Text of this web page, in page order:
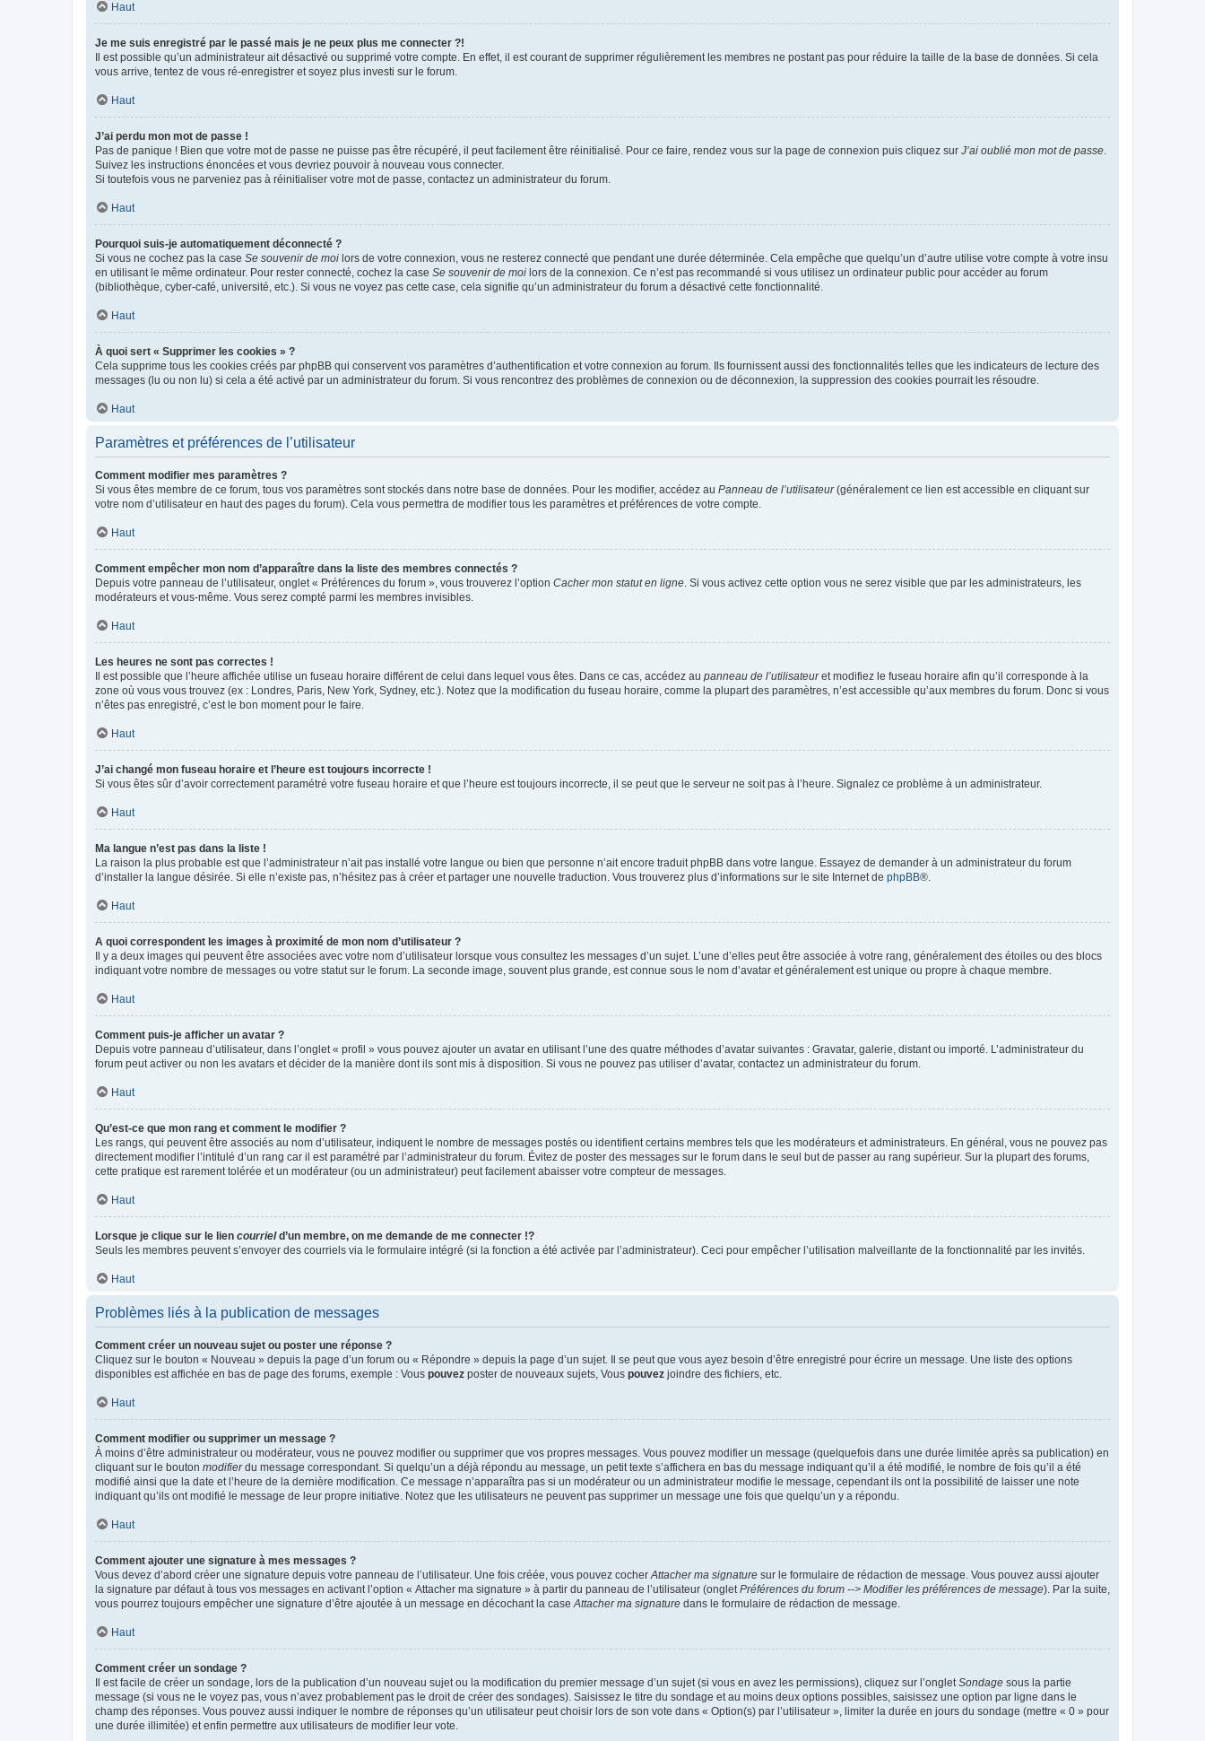
Haut
Je me suis enregistré par le passé mais je ne peux plus me connecter ?!
Il est possible qu’un administrateur ait désactivé ou supprimé votre compte. En effet, il est courant de supprimer régulièrement les membres ne postant pas pour réduire la taille de la base de données. Si cela
vous arrive, tentez de vous ré-enregistrer et soyez plus investi sur le forum.
Haut
J’ai perdu mon mot de passe !
Pas de panique ! Bien que votre mot de passe ne puisse pas être récupéré, il peut facilement être réinitialisé. Pour ce faire, rendez vous sur la page de connexion puis cliquez sur J’ai oublié mon mot de passe.
Suivez les instructions énoncées et vous devriez pouvoir à nouveau vous connecter.
Si toutefois vous ne parveniez pas à réinitialiser votre mot de passe, contactez un administrateur du forum.
Haut
Pourquoi suis-je automatiquement déconnecté ?
Si vous ne cochez pas la case Se souvenir de moi lors de votre connexion, vous ne resterez connecté que pendant une durée déterminée. Cela empêche que quelqu’un d’autre utilise votre compte à votre insu
en utilisant le même ordinateur. Pour rester connecté, cochez la case Se souvenir de moi lors de la connexion. Ce n’est pas recommandé si vous utilisez un ordinateur public pour accéder au forum
(bibliothèque, cyber-café, université, etc.). Si vous ne voyez pas cette case, cela signifie qu’un administrateur du forum a désactivé cette fonctionnalité.
Haut
À quoi sert « Supprimer les cookies » ?
Cela supprime tous les cookies créés par phpBB qui conservent vos paramètres d’authentification et votre connexion au forum. Ils fournissent aussi des fonctionnalités telles que les indicateurs de lecture des
messages (lu ou non lu) si cela a été activé par un administrateur du forum. Si vous rencontrez des problèmes de connexion ou de déconnexion, la suppression des cookies pourrait les résoudre.
Haut
Paramètres et préférences de l’utilisateur
Comment modifier mes paramètres ?
Si vous êtes membre de ce forum, tous vos paramètres sont stockés dans notre base de données. Pour les modifier, accédez au Panneau de l’utilisateur(généralement ce lien est accessible en cliquant sur
votre nom d’utilisateur en haut des pages du forum). Cela vous permettra de modifier tous les paramètres et préférences de votre compte.
Haut
Comment empêcher mon nom d’apparaître dans la liste des membres connectés ?
Depuis votre panneau de l’utilisateur, onglet « Préférences du forum », vous trouverez l’option Cacher mon statut en ligne. Si vous activez cette option vous ne serez visible que par les administrateurs, les
modérateurs et vous-même. Vous serez compté parmi les membres invisibles.
Haut
Les heures ne sont pas correctes !
Il est possible que l’heure affichée utilise un fuseau horaire différent de celui dans lequel vous êtes. Dans ce cas, accédez au panneau de l’utilisateuret modifiez le fuseau horaire afin qu’il corresponde à la
zone où vous vous trouvez (ex : Londres, Paris, New York, Sydney, etc.). Notez que la modification du fuseau horaire, comme la plupart des paramètres, n’est accessible qu’aux membres du forum. Donc si vous
n’êtes pas enregistré, c’est le bon moment pour le faire.
Haut
J’ai changé mon fuseau horaire et l’heure est toujours incorrecte !
Si vous êtes sûr d’avoir correctement paramétré votre fuseau horaire et que l’heure est toujours incorrecte, il se peut que le serveur ne soit pas à l’heure. Signalez ce problème à un administrateur.
Haut
Ma langue n’est pas dans la liste !
La raison la plus probable est que l’administrateur n’ait pas installé votre langue ou bien que personne n’ait encore traduit phpBB dans votre langue. Essayez de demander à un administrateur du forum
d’installer la langue désirée. Si elle n’existe pas, n’hésitez pas à créer et partager une nouvelle traduction. Vous trouverez plus d’informations sur le site Internet de phpBB®.
Haut
A quoi correspondent les images à proximité de mon nom d’utilisateur ?
Il y a deux images qui peuvent être associées avec votre nom d’utilisateur lorsque vous consultez les messages d’un sujet. L’une d’elles peut être associée à votre rang, généralement des étoiles ou des blocs
indiquant votre nombre de messages ou votre statut sur le forum. La seconde image, souvent plus grande, est connue sous le nom d’avatar et généralement est unique ou propre à chaque membre.
Haut
Comment puis-je afficher un avatar ?
Depuis votre panneau d’utilisateur, dans l’onglet « profil » vous pouvez ajouter un avatar en utilisant l’une des quatre méthodes d’avatar suivantes : Gravatar, galerie, distant ou importé. L’administrateur du
forum peut activer ou non les avatars et décider de la manière dont ils sont mis à disposition. Si vous ne pouvez pas utiliser d’avatar, contactez un administrateur du forum.
Haut
Qu’est-ce que mon rang et comment le modifier ?
Les rangs, qui peuvent être associés au nom d’utilisateur, indiquent le nombre de messages postés ou identifient certains membres tels que les modérateurs et administrateurs. En général, vous ne pouvez pas
directement modifier l’intitulé d’un rang car il est paramétré par l’administrateur du forum. Évitez de poster des messages sur le forum dans le seul but de passer au rang supérieur. Sur la plupart des forums,
cette pratique est rarement tolérée et un modérateur (ou un administrateur) peut facilement abaisser votre compteur de messages.
Haut
Lorsque je clique sur le lien courrield’un membre, on me demande de me connecter !?
Seuls les membres peuvent s’envoyer des courriels via le formulaire intégré (si la fonction a été activée par l’administrateur). Ceci pour empêcher l’utilisation malveillante de la fonctionnalité par les invités.
Haut
Problèmes liés à la publication de messages
Comment créer un nouveau sujet ou poster une réponse ?
Cliquez sur le bouton « Nouveau » depuis la page d’un forum ou « Répondre » depuis la page d’un sujet. Il se peut que vous ayez besoin d’être enregistré pour écrire un message. Une liste des options
disponibles est affichée en bas de page des forums, exemple : Vous pouvez poster de nouveaux sujets, Vous pouvez joindre des fichiers, etc.
Haut
Comment modifier ou supprimer un message ?
À moins d’être administrateur ou modérateur, vous ne pouvez modifier ou supprimer que vos propres messages. Vous pouvez modifier un message (quelquefois dans une durée limitée après sa publication) en
cliquant sur le bouton modifierdu message correspondant. Si quelqu’un a déjà répondu au message, un petit texte s’affichera en bas du message indiquant qu’il a été modifié, le nombre de fois qu’il a été
modifié ainsi que la date et l’heure de la dernière modification. Ce message n’apparaîtra pas si un modérateur ou un administrateur modifie le message, cependant ils ont la possibilité de laisser une note
indiquant qu’ils ont modifié le message de leur propre initiative. Notez que les utilisateurs ne peuvent pas supprimer un message une fois que quelqu’un y a répondu.
Haut
Comment ajouter une signature à mes messages ?
Vous devez d’abord créer une signature depuis votre panneau de l’utilisateur. Une fois créée, vous pouvez cocherAttacher ma signature sur le formulaire de rédaction de message. Vous pouvez aussi ajouter
la signature par défaut à tous vos messages en activant l’option « Attacher ma signature » à partir du panneau de l’utilisateur (ongletPréférences du forum --> Modifier les préférences de message). Par la suite,
vous pourrez toujours empêcher une signature d’être ajoutée à un message en décochant la caseAttacher ma signature dans le formulaire de rédaction de message.
Haut
Comment créer un sondage ?
Il est facile de créer un sondage, lors de la publication d’un nouveau sujet ou la modification du premier message d’un sujet (si vous en avez les permissions), cliquez sur l’ongletSondage sous la partie
message (si vous ne le voyez pas, vous n’avez probablement pas le droit de créer des sondages). Saisissez le titre du sondage et au moins deux options possibles, saisissez une option par ligne dans le
champ des réponses. Vous pouvez aussi indiquer le nombre de réponses qu’un utilisateur peut choisir lors de son vote dans « Option(s) par l’utilisateur », limiter la durée en jours du sondage (mettre « 0 » pour
une durée illimitée) et enfin permettre aux utilisateurs de modifier leur vote.